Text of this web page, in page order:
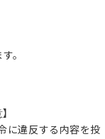
。
に違反する内容を投